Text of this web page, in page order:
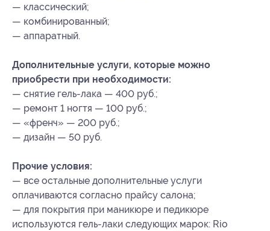
— классический;
— комбинированный;
— аппаратный.
Дополнительные услуги, которые можно
приобрести при необходимости:
— снятие гель-лака — 400 руб.;
— ремонт 1 ногтя — 100 руб.;
— «френч» — 200 руб.;
— дизайн — 50 руб.
Прочие условия:
— все остальные дополнительные услуги
оплачиваются согласно прайсу салона;
— для покрытия при маникюре и педикюре
используются гель-лаки следующих марок: Rio